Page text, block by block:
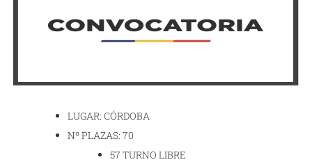
LUGAR: CÓRDOBA
Nº PLAZAS: 70
57 TURNO LIBRE